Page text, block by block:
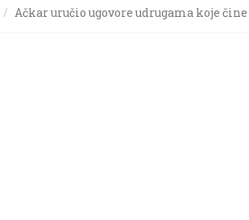
Ačkar uručio ugovore udrugama koje